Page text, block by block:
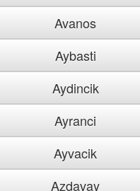
Avanos
Aybasti
Aydincik
Ayranci
Ayvacik
Azdavay